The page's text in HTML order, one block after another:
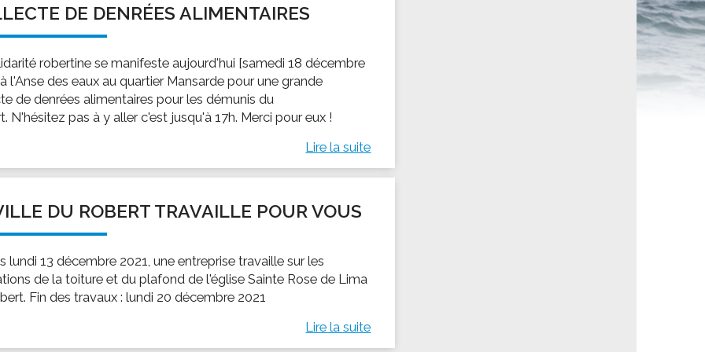
EMPLOI
Offres d'emploi
SOCIAL-SOLIDARITÉ
Le Centre Communal d'Action Social
Les aides sociales
Cohésion Sociale
locale
et le lycée
local des jeunes
scolaire
ENFANCE
maternelles
LE SERVICE CULTURELGuide des activités sportives
DE DENRÉES ALIMENTAIRES
robertine se manifeste aujourd'hui [samedi 18 décembre
l'Anse des eaux au quartier Mansarde pour une grande
de denrées alimentaires pour les démunis du
N'hésitez pas à y aller c'est jusqu'à 17h. Merci pour eux !
Lire la suite
DU ROBERT TRAVAILLE POUR VOUS
lundi 13 décembre 2021, une entreprise travaille sur les
de la toiture et du plafond de l'église Sainte Rose de Lima
Fin des travaux : lundi 20 décembre 2021
Lire la suite